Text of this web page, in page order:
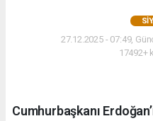
27.12.2025 - 07:49,
17492+
Cumhurbaşkanı